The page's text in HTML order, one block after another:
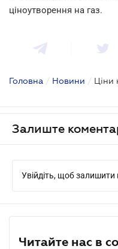
ціноутворення на газ.
Головна / Новини / Ціни
Залиште
Увійдіть, щоб
Читайте нас в